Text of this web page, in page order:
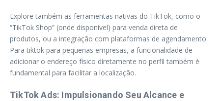
Explore também as ferramentas nativas do TikTok, como o
“TikTok Shop” (onde disponível) para venda direta de
produtos, ou a integração com plataformas de agendamento.
Para tiktok para pequenas empresas, a funcionalidade de
adicionar o endereço físico diretamente no perfil também é
fundamental para facilitar a localização.
TikTok Ads: Impulsionando Seu Alcance e